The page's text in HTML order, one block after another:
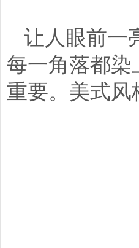
让人眼前一
每一角落都染
重要。美式风